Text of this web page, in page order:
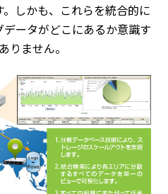
しかも、これらを統合的に
ータがどこにあるか意識す
りません。